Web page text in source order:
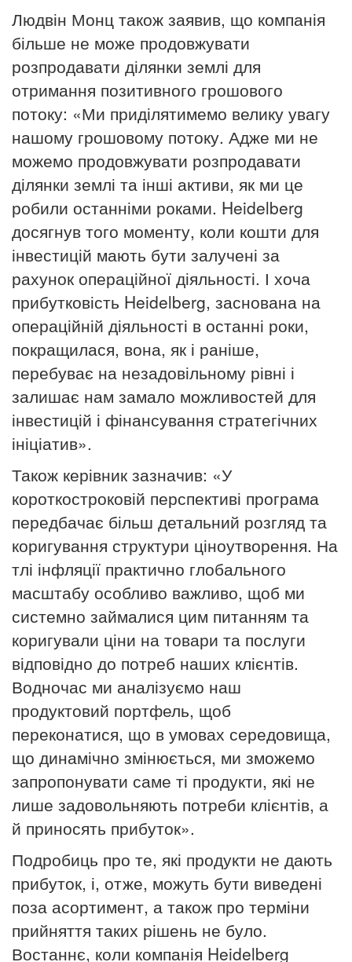
Людвін Монц також заявив, що компанія
більше не може продовжувати
розпродавати ділянки землі для
отримання позитивного грошового
потоку: «Ми приділятимемо велику увагу
нашому грошовому потоку. Адже ми не
можемо продовжувати розпродавати
ділянки землі та інші активи, як ми це
робили останніми роками. Heidelberg
досягнув того моменту, коли кошти для
інвестицій мають бути залучені за
рахунок операційної діяльності. І хоча
прибутковість Heidelberg, заснована на
операційній діяльності в останні роки,
покращилася, вона, як і раніше,
перебуває на незадовільному рівні і
залишає нам замало можливостей для
інвестицій і фінансування стратегічних
ініціатив».
Також керівник зазначив: «У
короткостроковій перспективі програма
передбачає більш детальний розгляд та
коригування структури ціноутворення. На
тлі інфляції практично глобального
масштабу особливо важливо, щоб ми
системно займалися цим питанням та
коригували ціни на товари та послуги
відповідно до потреб наших клієнтів.
Водночас ми аналізуємо наш
продуктовий портфель, щоб
переконатися, що в умовах середовища,
що динамічно змінюється, ми зможемо
запропонувати саме ті продукти, які не
лише задовольняють потреби клієнтів, а
й приносять прибуток».
Подробиць про те, які продукти не дають
прибуток, і, отже, можуть бути виведені
поза асортимент, а також про терміни
прийняття таких рішень не було.
Востаннє, коли компанія Heidelberg